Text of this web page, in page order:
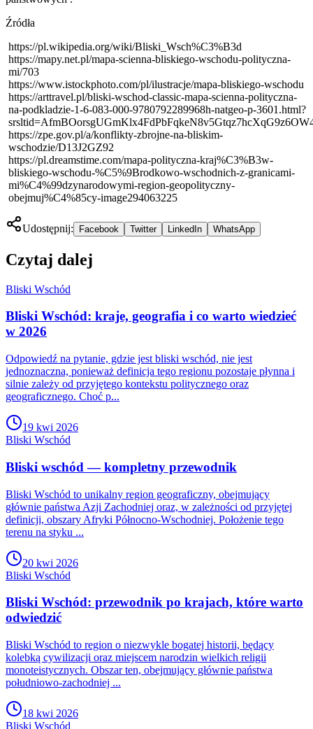
Źródła
https://pl.wikipedia.org/wiki/Bliski_Wsch%C3%B3d
https://mapy.net.pl/mapa-scienna-bliskiego-wschodu-polityczna-
mi/703
https://www.istockphoto.com/pl/ilustracje/mapa-bliskiego-wschodu
https://arttravel.pl/bliski-wschod-classic-mapa-scienna-polityczna-
na-podkladzie-1-6-083-000-9780792289968h-natgeo-p-3601.html?
https://zpe.gov.pl/a/konflikty-zbrojne-na-bliskim-
wschodzie/D13J2GZ92
https://pl.dreamstime.com/mapa-polityczna-kraj%C3%B3w-
bliskiego-wschodu-%C5%9Brodkowo-wschodnich-z-granicami-
mi%C4%99dzynarodowymi-region-geopolityczny-
obejmuj%C4%85cy-image294063225
Udostępnij: Facebook Twitter LinkedIn WhatsApp
Czytaj dalej
Bliski Wschód
Bliski Wschód: kraje, geografia i co warto wiedzieć
w 2026
Odpowiedź na pytanie, gdzie jest bliski wschód, nie jest
jednoznaczna, ponieważ definicja tego regionu pozostaje płynna i
silnie zależy od przyjętego kontekstu politycznego oraz
geograficznego. Choć p...
19 kwi 2026
Bliski Wschód
Bliski wschód — kompletny przewodnik
Bliski Wschód to unikalny region geograficzny, obejmujący
głównie państwa Azji Zachodniej oraz, w zależności od przyjętej
definicji, obszary Afryki Północno-Wschodniej. Położenie tego
terenu na styku ...
20 kwi 2026
Bliski Wschód
Bliski Wschód: przewodnik po krajach, które warto
odwiedzić
Bliski Wschód to region o niezwykle bogatej historii, będący
kolebką cywilizacji oraz miejscem narodzin wielkich religii
monoteistycznych. Obszar ten, obejmujący głównie państwa
południowo-zachodniej ...
18 kwi 2026
Bliski Wschód